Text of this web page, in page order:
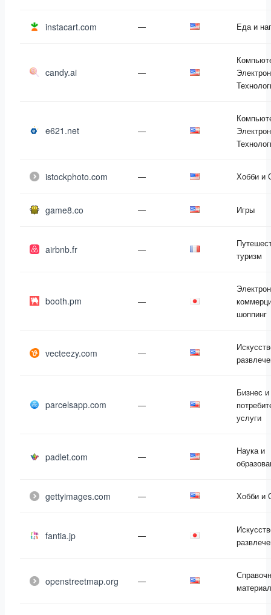
instacart.com — Еда и
candy.ai —
e621.net —
istockphoto.com — Хобби и
game8.co — Игры
airbnb.fr —
туризм
booth.pm —
шоппинг
vecteezy.com —
parcelsapp.com —
Бизнес и
услуги
padlet.com —
Наука и
gettyimages.com — Хобби и
fantia.jp —
openstreetmap.org —